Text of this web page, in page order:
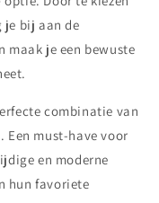
je bij aan de
maak je een bewuste
combinatie van
must-have voor
en moderne
hun favoriete